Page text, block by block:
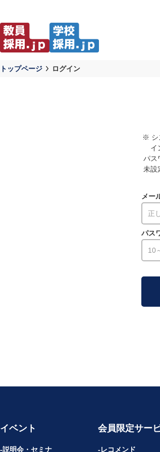
トップページ ログイン
※ シ
イ
パス
未設
メー
パス
イベント
説明会・セミナ
会員限定サー
レコメンド